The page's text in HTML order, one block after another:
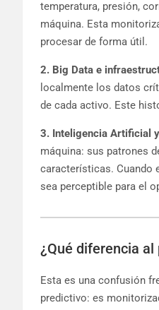
temperatura, presión,
máquina. Esta
procesar de forma útil.
2. Big Data e
localmente los datos
de cada activo. Este
3. Inteligencia Artificial
máquina: sus patrones
características. Cuando
sea perceptible para el
¿Qué diferencia
Esta es una confusión
predictivo: es